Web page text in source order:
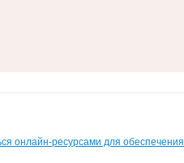
онлайн-ресурсами для обеспечения